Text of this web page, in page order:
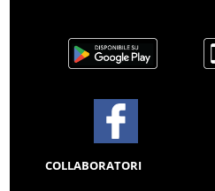
COLLABORATORI